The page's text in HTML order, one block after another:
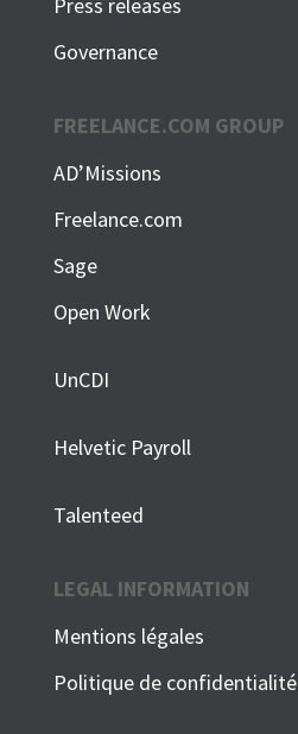
Governance
FREELANCE.COM GROUP
AD’Missions
Freelance.com
Sage
Open Work
UnCDI
Helvetic Payroll
Talenteed
LEGAL INFORMATION
Mentions légales
Politique de confidentialité